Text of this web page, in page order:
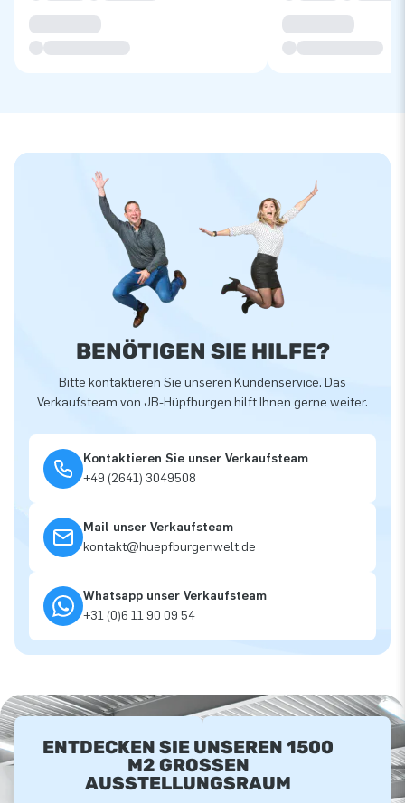
BENÖTIGEN SIE HILFE?
Bitte kontaktieren Sie unseren Kundenservice. Das
Verkaufsteam von JB-Hüpfburgen hilft Ihnen gerne weiter.
Kontaktieren Sie unser Verkaufsteam
+49 (2641) 3049508
Mail unser Verkaufsteam
kontakt@huepfburgenwelt.de
Whatsapp unser Verkaufsteam
+31 (0)6 11 90 09 54
ENTDECKEN SIE UNSEREN 1500
M2 GROSSEN A
USSTELLUNGSRAUM